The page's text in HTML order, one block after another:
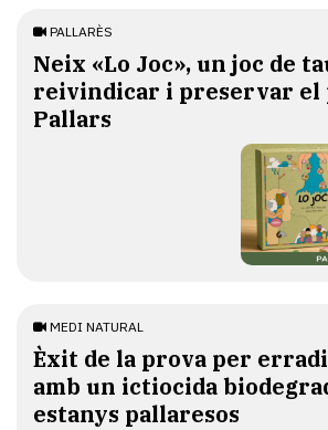
PALLARÈS
​Neix «Lo Joc», un joc de
reivindicar i preservar el
Pallars
MEDI NATURAL
Èxit de la prova per
amb un ictiocida
estanys pallaresos